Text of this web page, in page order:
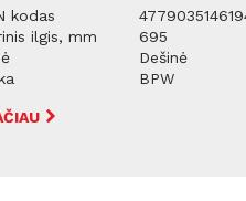
kodas
ilgis, mm
695
Dešinė
BPW